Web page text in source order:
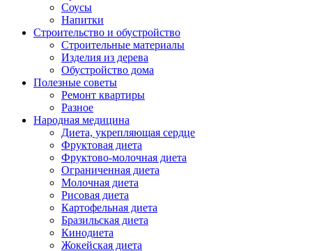
Соусы
Напитки
Строительство и обустройство
Строительные материалы
Изделия из дерева
Обустройство дома
Полезные советы
Ремонт квартиры
Разное
Народная медицина
Диета, укрепляющая сердце
Фруктовая диета
Фруктово-молочная диета
Ограниченная диета
Молочная диета
Рисовая диета
Картофельная диета
Бразильская диета
Кинодиета
Жокейская диета